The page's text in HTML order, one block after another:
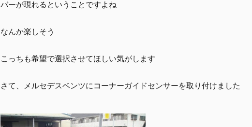
バーが現れるということですよね
なんか楽しそう
こっちも希望で選択させてほしい気がします
さて、メルセデスベンツにコーナーガイドセンサーを取り付けました